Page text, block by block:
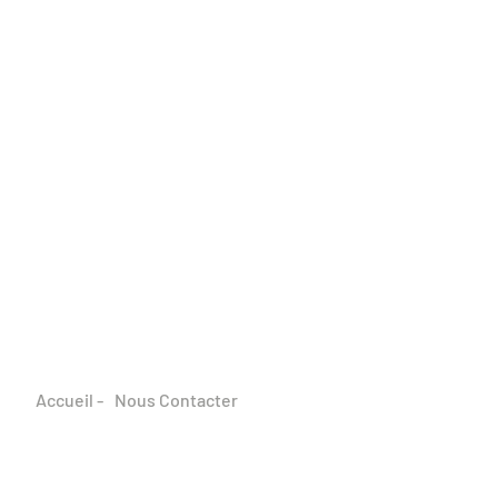
Accueil - Nous Contacter